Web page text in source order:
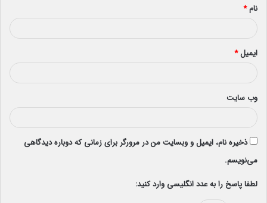
نام*
ایمیل*
وب‌ سایت
ذخیره نام، ایمیل و وبسایت من در مرورگر برای زمانی که دوباره دیدگاهی
می‌نویسم.
لطفا پاسخ را به عدد انگلیسی وارد کنید: